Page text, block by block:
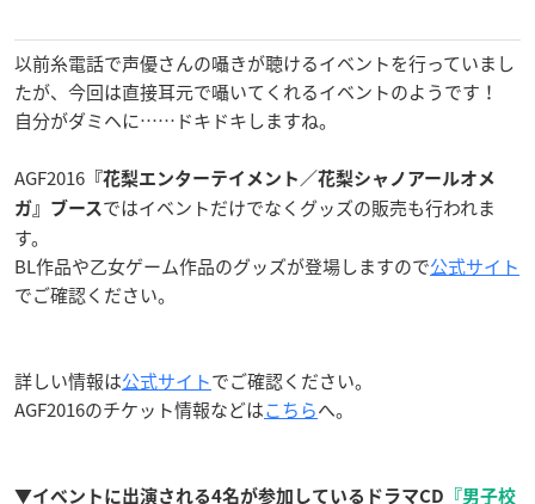
以前糸電話で声優さんの囁きが聴けるイベントを行っていまし
たが、今回は直接耳元で囁いてくれるイベントのようです！
自分がダミヘに……ドキドキしますね。
AGF2016 『花梨エンターテイメント／花梨シャノアールオメ
ガ』ブース ではイベントだけでなくグッズの販売も行われま
す。
BL作品や乙女ゲーム作品のグッズが登場しますので公式サイト
でご確認ください。
詳しい情報は公式サイトでご確認ください。
AGF2016のチケット情報などはこちらへ。
▼イベントに出演される4名が参加しているドラマCD 『男子校